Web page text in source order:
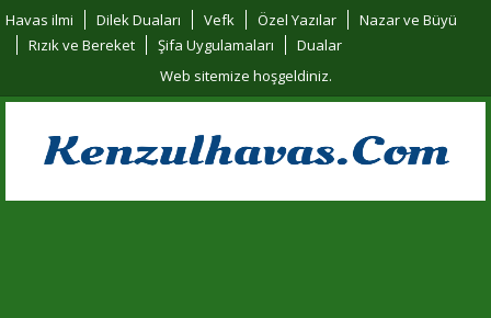
Havas ilmi Dilek Duaları Vefk Özel Yazılar
Nazar ve Büyü
Rızık ve Bereket
Şifa Uygulamaları
Dualar
Web sitemize hoşgeldiniz.